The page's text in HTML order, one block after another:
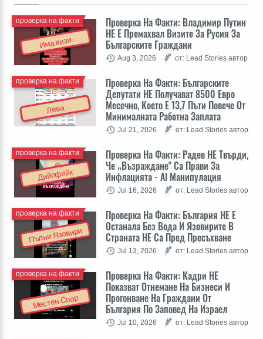
Има визи
Проверка На Факти: Владимир Путин
НЕ Е Премахвал Визите За Русия За
Българските Граждани
проверка на факти
Aug 3, 2026 от: Lead Stories автор
Лева
Проверка На Факти: Българските
Депутати НЕ Получават 8500 Евро
Месечно, Което Е 13,7 Пъти Повече От
Минималната Работна Заплата
проверка на факти
Jul 21, 2026 от: Lead Stories автор
Дийпфейк
Проверка На Факти: Радев НЕ Твърди,
Че „Възраждане" Са Прави За
Инфлацията - AI Манипулация
проверка на факти
Jul 16, 2026 от: Lead Stories автор
Пълни Язовири
Проверка На Факти: България НЕ Е
Останала Без Вода И Язовирите В
Страната НЕ Са Пред Пресъхване
проверка на факти
Jul 13, 2026 от: Lead Stories автор
Местен Спор
Проверка На Факти: Кадри НЕ
Показват Отнемане На Бизнеси И
Прогонване На Граждани От
България По Заповед На Израел
проверка на факти
Jul 10, 2026 от: Lead Stories автор